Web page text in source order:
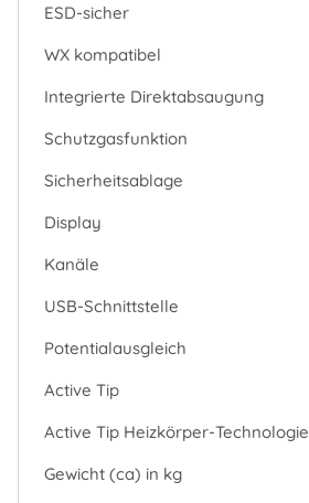
ESD-sicher
WX kompatibel
Integrierte Direktabsaugung
Schutzgasfunktion
Sicherheitsablage
Display
Kanäle
USB-Schnittstelle
Potentialausgleich
Active Tip
Active Tip Heizkörper-Technologie
Gewicht (ca) in kg